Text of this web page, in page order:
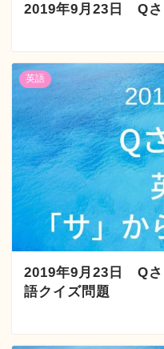
2019年9月23日 Q
英語
2019年9月23日 Q
語クイズ問題